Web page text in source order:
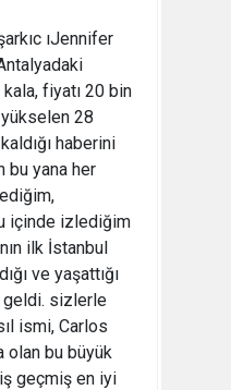
ıJennifer
fiyatı 20 bin
28
haberini
bu yana her
içinde izlediğim
ilk İstanbul
ve yaşattığı
geldi. sizlerle
ismi, Carlos
olan bu büyük
geçmiş en iyi